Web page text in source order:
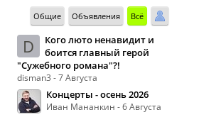
Общие Объявления Всё
D
Кого люто ненавидит и
боится главный герой
"Сужебного романа"?!
disman3 - 7 Августа
Концерты - осень 2026
Иван Мананкин - 6 Августа